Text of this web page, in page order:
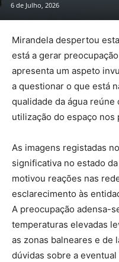
6 de Julho, 2026
Mirandela despertou
está a gerar
apresenta um aspeto
a questionar o que está
qualidade da água
utilização do espaço nos
As imagens registadas
significativa no estado
motivou reações nas
esclarecimento às
A preocupação adensa-
temperaturas elevadas
as zonas balneares e de
dúvidas sobre a